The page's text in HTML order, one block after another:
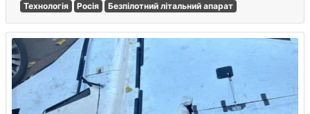
Технологія Росія Безпілотний літальний апарат